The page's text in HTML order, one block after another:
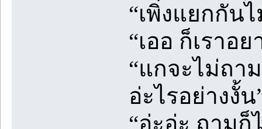
“เพิ่งแยกกัน
“เออ ก็เราอ
“แกจะไม่ถา
อ่ะไรอย่างงั้น
“อ่ะอ่ะ ถามก็